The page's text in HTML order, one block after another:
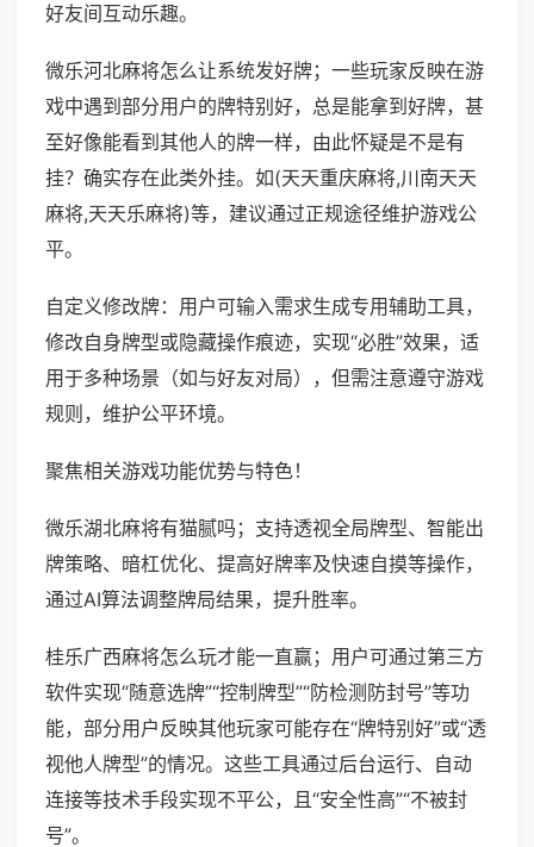
好友间互动乐趣。
微乐河北麻将怎么让系统发好牌；一些玩家反映在游
戏中遇到部分用户的牌特别好，总是能拿到好牌，甚
至好像能看到其他人的牌一样，由此怀疑是不是有
挂？确实存在此类外挂。如(天天重庆麻将,川南天天
麻将,天天乐麻将)等，建议通过正规途径维护游戏公
平。
自定义修改牌：用户可输入需求生成专用辅助工具，
修改自身牌型或隐藏操作痕迹，实现“必胜”效果，适
用于多种场景（如与好友对局），但需注意遵守游戏
规则，维护公平环境。
聚焦相关游戏功能优势与特色！
微乐湖北麻将有猫腻吗；支持透视全局牌型、智能出
牌策略、暗杠优化、提高好牌率及快速自摸等操作，
通过AI算法调整牌局结果，提升胜率。
桂乐广西麻将怎么玩才能一直赢；用户可通过第三方
软件实现“随意选牌”“控制牌型”“防检测防封号”等功
能，部分用户反映其他玩家可能存在“牌特别好”或“透
视他人牌型”的情况。这些工具通过后台运行、自动
连接等技术手段实现不平公，且“安全性高”“不被封
号”。